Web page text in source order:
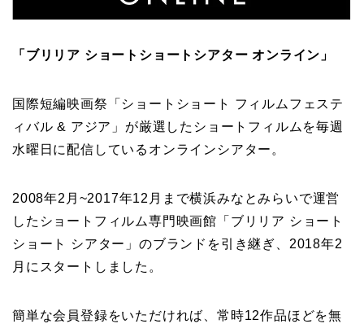
「ブリリア ショートショートシアター オンライン」
国際短編映画祭「ショートショート フィルムフェステ
ィバル & アジア」が厳選したショートフィルムを毎週
水曜日に配信しているオンラインシアター。
2008年2月~2017年12月まで横浜みなとみらいで運営
したショートフィルム専門映画館「ブリリア ショート
ショート シアター」のブランドを引き継ぎ、2018年2
月にスタートしました。
簡単な会員登録をいただければ、常時12作品ほどを無